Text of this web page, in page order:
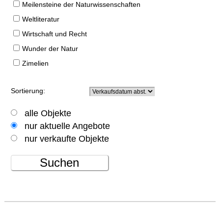
Meilensteine der Naturwissenschaften
Weltliteratur
Wirtschaft und Recht
Wunder der Natur
Zimelien
Sortierung:
alle Objekte
nur aktuelle Angebote
nur verkaufte Objekte
Suchen